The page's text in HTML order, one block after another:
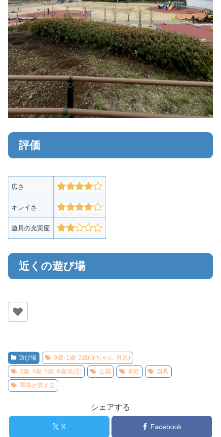
評価
広さ
キレイさ
遊具の充実度
近くの遊び場
遊び場
0歳･1歳･2歳(赤ちゃん･乳児)
3歳･4歳･5歳･6歳(幼児)
公園 本郷
遊具
電車が見える
シェアする
X Facebook